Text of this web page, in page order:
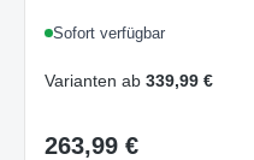
Sofort verfügbar
Varianten ab 339,99 €
Regulärer Preis:
263,99 €